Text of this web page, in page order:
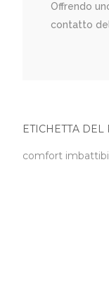
Offrendo
contatto
ETICHETTA DEL
comfort